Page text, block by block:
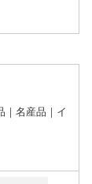
｜名産品｜イ